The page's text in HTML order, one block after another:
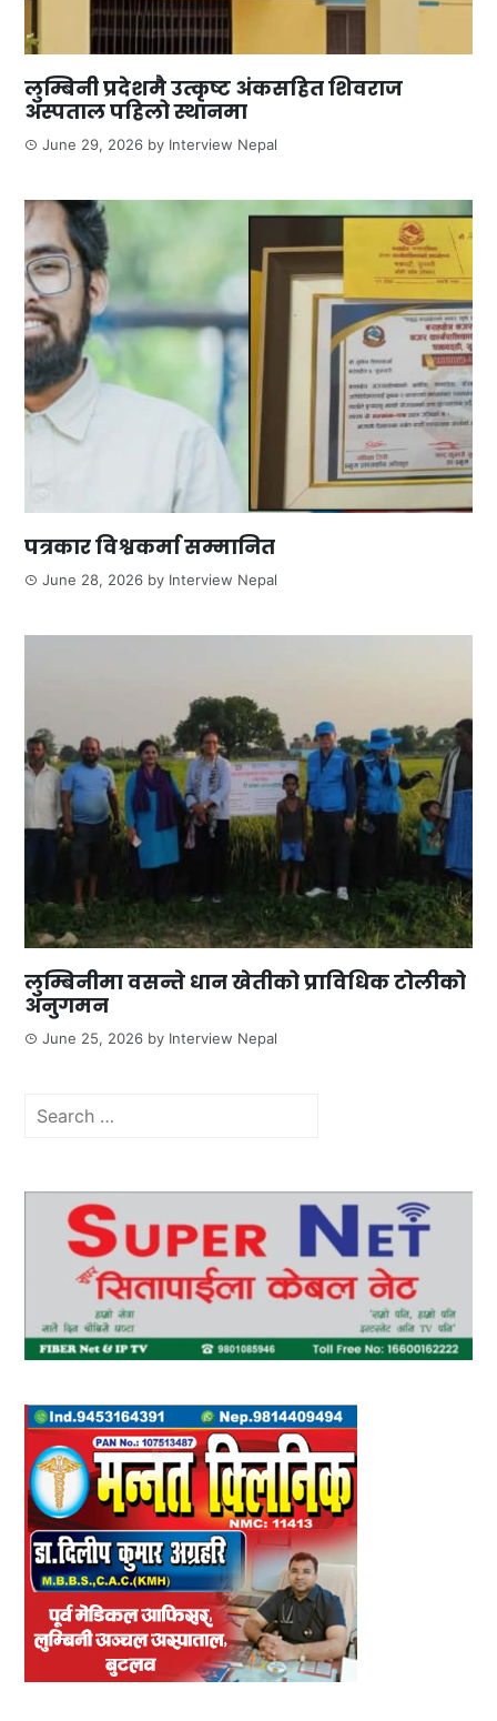
लुम्बिनी प्रदेशमै उत्कृष्ट अंकसहित शिवराज
अस्पताल पहिलो स्थानमा
June 29, 2026 by Interview Nepal
पत्रकार विश्वकर्मा सम्मानित
June 28, 2026 by Interview Nepal
लुम्बिनीमा वसन्ते धान खेतीको प्राविधिक टोलीको
अनुगमन
June 25, 2026 by Interview Nepal
Search